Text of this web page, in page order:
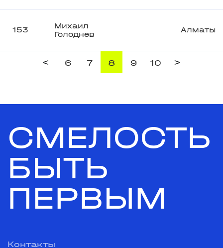
153
Михаил
Голоднев
Алматы
< 6 7 8 9 10 >
СМЕЛОСТЬ
БЫТЬ
ПЕРВЫМ
Контакты